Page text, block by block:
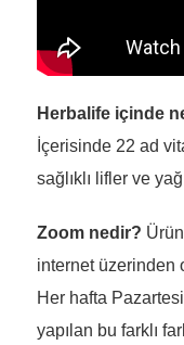
Herbalife içinde
İçerisinde 22 ad
sağlıklı lifler ve
Zoom nedir?
internet üzerinden
Her hafta
yapılan bu farklı